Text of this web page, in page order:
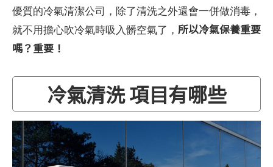
優質的冷氣清潔公司，除了清洗之外還會一併做消毒，
就不用擔心吹冷氣時吸入髒空氣了， 所以冷氣保養重要
嗎？重要！
冷氣清洗 項目有哪些